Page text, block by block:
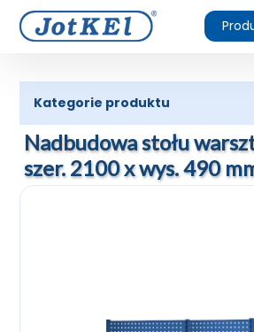
Kategorie produktu
Nadbudowa stołu
szer. 2100 x wys. 490